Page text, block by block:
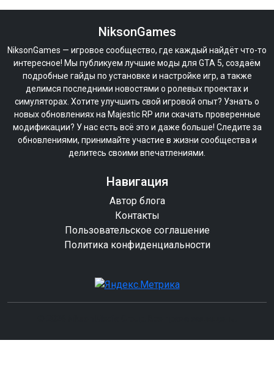
NiksonGames
NiksonGames — игровое сообщество, где каждый найдёт что-то
интересное! Мы публикуем лучшие моды для GTA 5, создаём
подробные гайды по установке и настройке игр, а также
делимся последними новостями о ролевых проектах и
симуляторах. Хотите улучшить свой игровой опыт? Узнать о
новых обновлениях на Majestic RP или скачать проверенные
модификации? У нас есть всё это и даже больше! Следите за
обновлениями, принимайте участие в жизни сообщества и
делитесь своими впечатлениями.
Навигация
Автор блога
Контакты
Пользовательское соглашение
Политика конфиденциальности